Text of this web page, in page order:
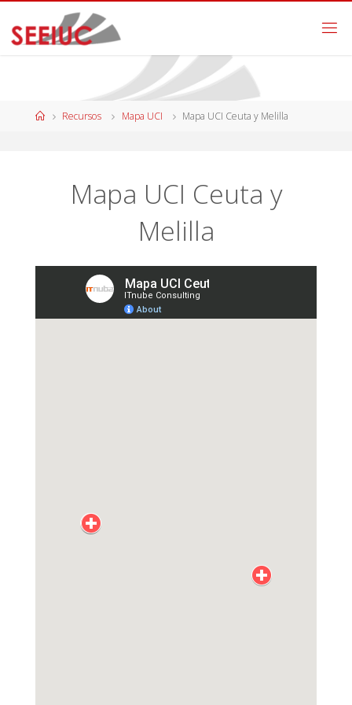
Recursos Mapa UCI Mapa UCI Ceuta y Melilla
Mapa UCI Ceuta y
Melilla